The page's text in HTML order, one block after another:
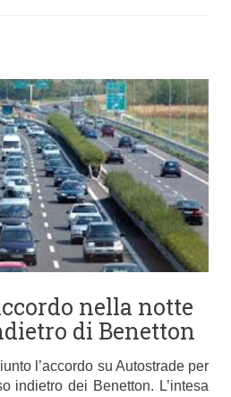
nella notte
di Benetton
l’accordo su Autostrade per
indietro dei Benetton. L’intesa